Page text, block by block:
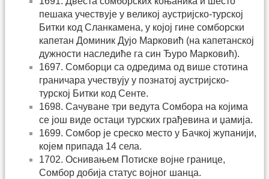
пешака учествује у великој аустријско-турској
Битки код Сланкамена, у којој гине сомборски
капетан Доминик Дујо Марковић (на капетанској
дужности наследиће га син Ђуро Марковић).
1697. Сомборци са одредима од више стотина
граничара учествују у познатој аустријско-
турској Битки код Сенте.
1698. Сачуване три ведута Сомбора на којима
се још виде остаци турских грађевина и џамија.
1699. Сомбор је среско место у Бачкој жупанији,
којем припада 14 села.
1702. Оснивањем Потиске војне границе,
Сомбор добија статус војног шанца.